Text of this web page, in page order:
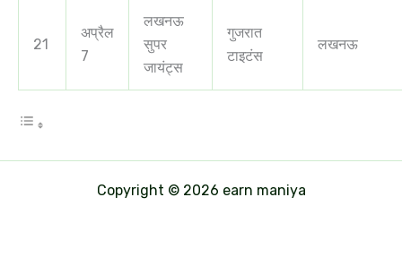
21
अप्रैल
7
लखनऊ
सुपर
जायंट्स
गुजरात
टाइटंस
लखनऊ
Copyright © 2026 earn maniya